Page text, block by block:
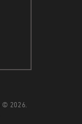
© 2026.